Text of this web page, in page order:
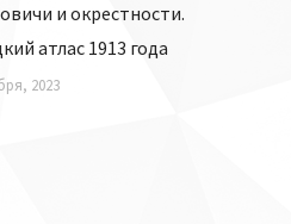
и окрестности.
атлас 1913 года
2023